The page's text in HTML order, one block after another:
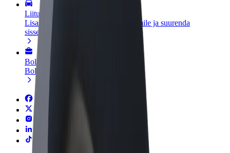
Liitu sõidukipargi omanikuna
Lisa oma sõidukipark Bolti platvormile ja suurenda
sissetulekut
Bolt for Business
Bolti teenused sinu ettevõttele